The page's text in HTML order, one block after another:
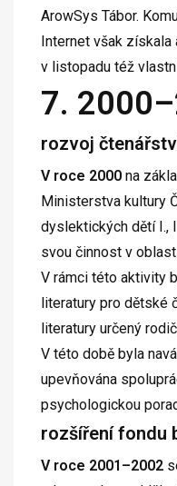
ArowSys Tábor.
Internet však získala
v listopadu též
7.
rozvoj
V roce 2000 na
Ministerstva kultury
dyslektických dětí I.,
svou činnost v
V rámci této aktivity
literatury pro dětské
literatury určený
V této době byla
upevňována
psychologickou
rozšíření fondu
V roce 2001–2002